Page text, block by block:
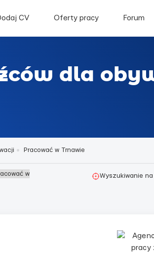
CV Oferty pracy Forum
dla
Pracować w Trnawie
w
Wyszukiwanie